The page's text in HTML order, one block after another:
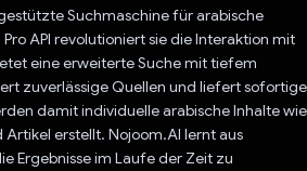
Suchmaschine für arabische
API revolutioniert sie die Interaktion mit
eine erweiterte Suche mit tiefem
zuverlässige Quellen und liefert sofortige
damit individuelle arabische Inhalte wie
erstellt. Nojoom.AI lernt aus
Ergebnisse im Laufe der Zeit zu